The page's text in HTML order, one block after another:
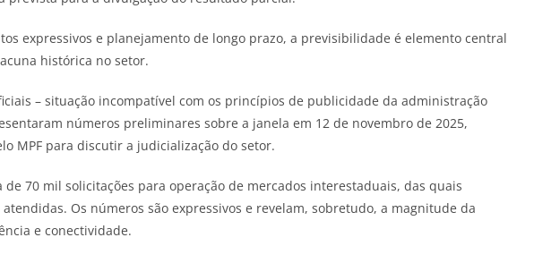
expressivos e planejamento de longo prazo, a previsibilidade é elemento central
histórica no setor.
– situação incompatível com os princípios de publicidade da administração
números preliminares sobre a janela em 12 de novembro de 2025,
MPF para discutir a judicialização do setor.
de 70 mil solicitações para operação de mercados interestaduais, das quais
Os números são expressivos e revelam, sobretudo, a magnitude da
e conectividade.